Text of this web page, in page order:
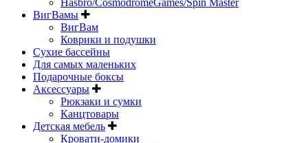
Hasbro/CosmodromeGames/Spin Master
ВигВамы
ВигВам
Коврики и подушки
Сухие бассейны
Для самых маленьких
Подарочные боксы
Аксессуары
Рюкзаки и сумки
Канцтовары
Детская мебель
Кровати-домики